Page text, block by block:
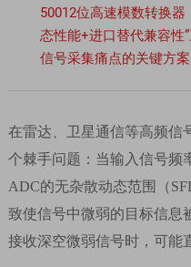
50012位高速模数转换器
态性能+进口替代兼容性
信号采集痛点的关键方案
在雷达、卫星通信等高频信
个棘手问题： 当输入信号频
ADC的无杂散动态范围（
致使信号中微弱的目标信息
接收深空微弱信号时，可能